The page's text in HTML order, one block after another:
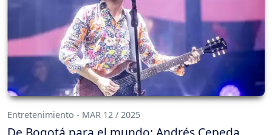
Entretenimiento - MAR 12 / 2025